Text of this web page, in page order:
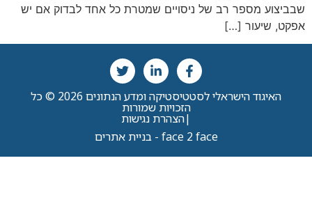
שבביצוע מספר רב של ניסויים שמטרת כל אחד לבדוק אם יש
אפקט, שיעור […]
האיגוד הישראלי לסטטיסטיקה ומדע הנתונים 2026 © כל
הזכויות שמורות
|הצהרת נגישות
face 2 face - בניית אתרים